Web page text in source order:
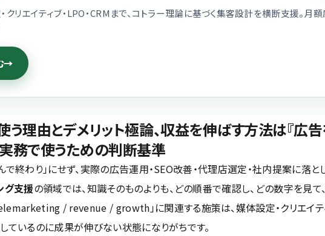
クリエイティブ・LPO・CRMまで、コトラー理論に基づく集客設計を横断支援。月
→
理由とデメリット極論、収益を伸ばす方法は『広
務で使うための判断基準
終わり」にせず、実際の広告運用・SEO改善・代理店選定・社内提案に落
グ支援の領域では、知識そのものよりも、どの順番で確認し、どの数字を見て
/ revenue / growth」に関連する施策は、媒体設定・クリエイテ
ているのに成果が伸びない状態になりがちです。